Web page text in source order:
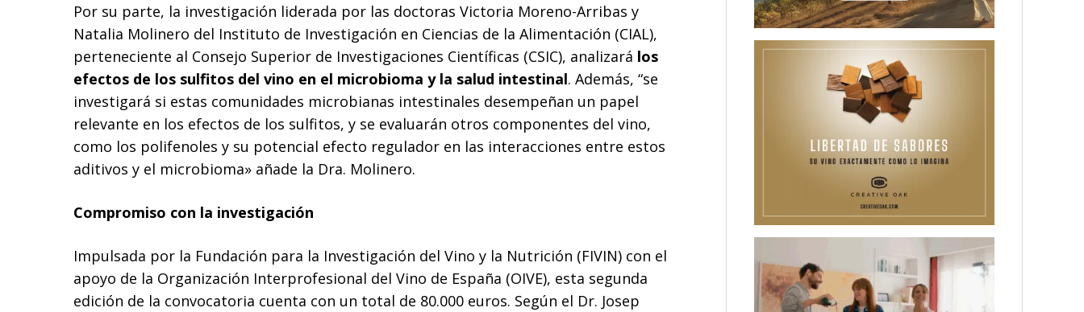
Por su parte, la investigación liderada por las doctoras Victoria Moreno-Arribas y
Natalia Molinero del Instituto de Investigación en Ciencias de la Alimentación (CIAL),
perteneciente al Consejo Superior de Investigaciones Científicas (CSIC), analizará los
efectos de los sulfitos del vino en el microbioma y la salud intestinal. Además, “se
investigará si estas comunidades microbianas intestinales desempeñan un papel
relevante en los efectos de los sulfitos, y se evaluarán otros componentes del vino,
como los polifenoles y su potencial efecto regulador en las interacciones entre estos
aditivos y el microbioma» añade la Dra. Molinero.
Compromiso con la investigación
Impulsada por la Fundación para la Investigación del Vino y la Nutrición (FIVIN) con el
apoyo de la Organización Interprofesional del Vino de España (OIVE), esta segunda
edición de la convocatoria cuenta con un total de 80.000 euros. Según el Dr. Josep